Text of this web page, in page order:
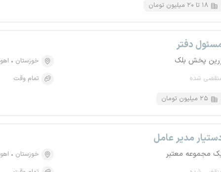
۱۸ تا ۲۰ میلیون تومان
دفتر
پخش بلک
شده
خوزستان
تمام وقت
۲۵ میلیون تومان
مدیر عامل
مجموعه معتبر خوزستان